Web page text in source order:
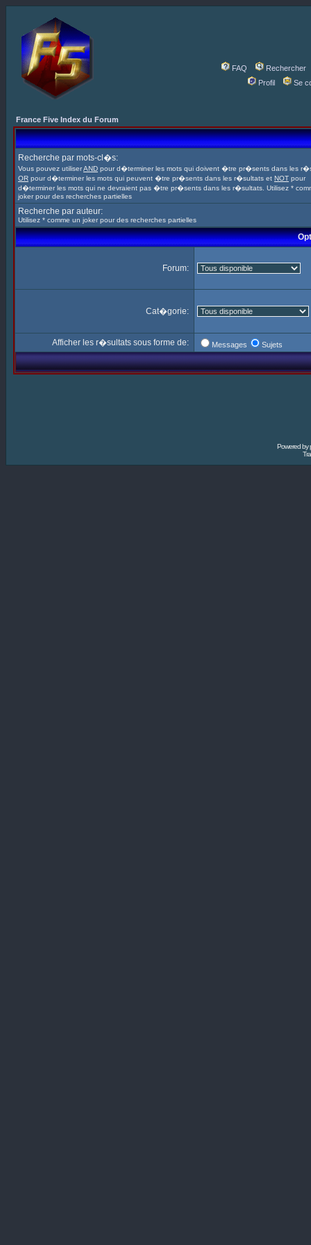
FAQ
Rechercher
Profil
Se
France Five Index du Forum
Recherche par mots-cl�s:
Vous pouvez utiliserAND pour d�terminer les mots qui doivent �tre pr�sents dans les
OR pour d�terminer les mots qui peuvent �tre pr�sents dans les r�sultats et NOT pour
d�terminer les mots qui ne devraient pas �tre pr�sents dans les r�sultats. Utilisez *
joker pour des recherches partielles
Recherche par auteur:
Utilisez * comme un joker pour des recherches partielles
Forum:
Cat�gorie:
Afficher les r�sultats sous forme de: Messages Sujets
Powered by